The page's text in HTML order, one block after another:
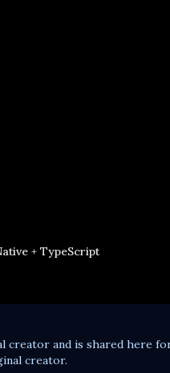
+ TypeScript
creator and is shared here
creator.